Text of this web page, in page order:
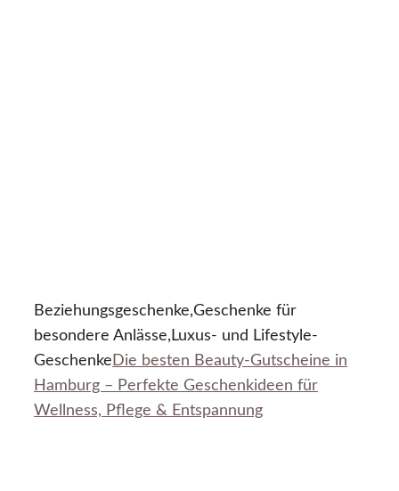
Beziehungsgeschenke,Geschenke für
besondere Anlässe,Luxus- und Lifestyle-
Geschenke Die besten Beauty-Gutscheine in
Hamburg – Perfekte Geschenkideen für
Wellness, Pflege & Entspannung